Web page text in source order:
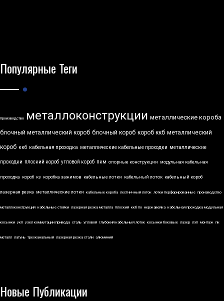
Популярные Теги
производство металлоконструкции металлические короба
блочный металлический короб блочный короб короб ккб металлический
короб ккб кабельная проходка металлические кабельные проходки металлические
проходки плоский короб угловой короб пкм опорные конструкции модульная кабельная
проходка короб кз коробка зажимов кабельные лотки кабельный лоток кабельный короб
лазерная резка металлические лотки кабельные короба лестничный лоток лотки перфорированные производство
металлоконструкций кабельные стойки лазерная резка металла плоский ккб по нержавейка кабельная проходка модульная
косынки укп узел коммутации привода сталь угловой глубокий кабельный лоток косынки боковые лазер лэп монтаж пк
металл латунь трехканальный лазерная резка стали алюминий
Новые Публикации